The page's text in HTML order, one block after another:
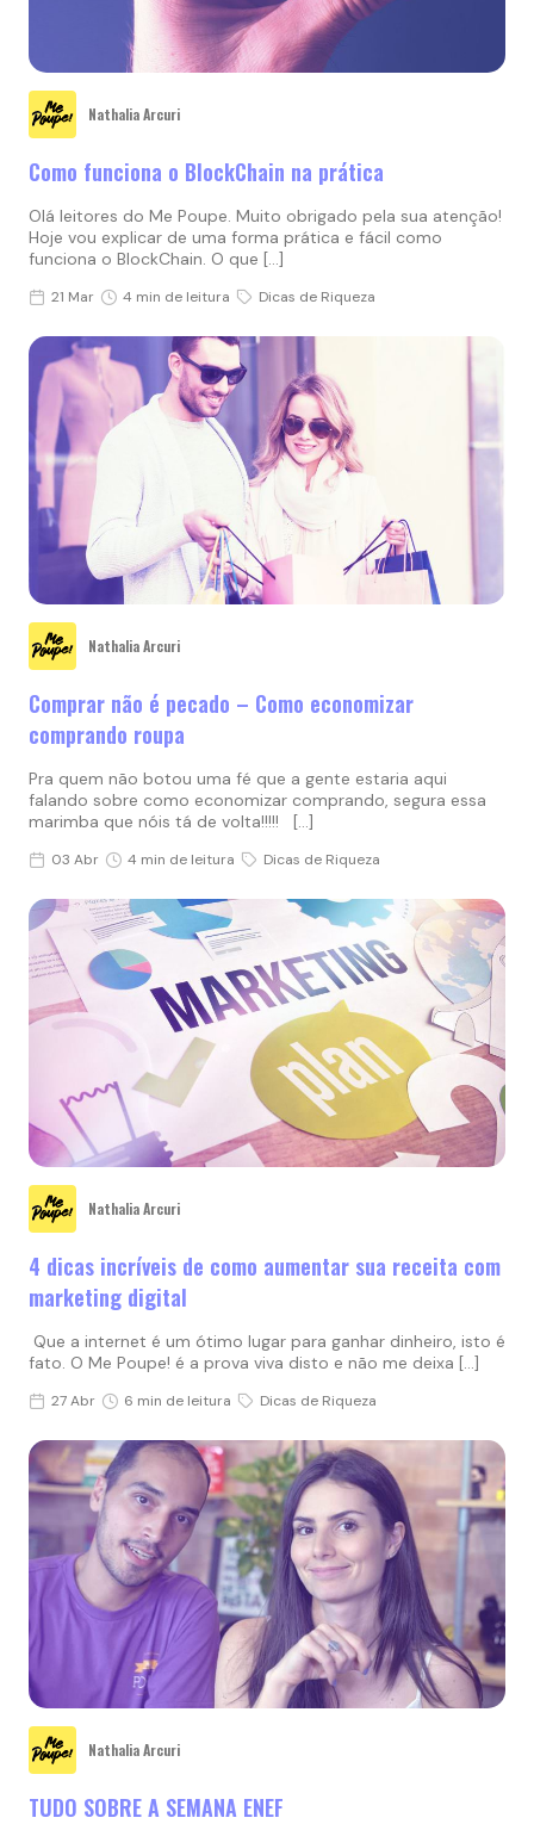
Nathalia Arcuri
Como funciona o BlockChain na prática
Olá leitores do Me Poupe. Muito obrigado pela sua atenção!
Hoje vou explicar de uma forma prática e fácil como
funciona o BlockChain. O que […]
21 Mar 4 min de leitura Dicas de Riqueza
Nathalia Arcuri
Comprar não é pecado – Como economizar
comprando roupa
Pra quem não botou uma fé que a gente estaria aqui
falando sobre como economizar comprando, segura essa
marimba que nóis tá de volta!!!!! […]
03 Abr 4 min de leitura Dicas de Riqueza
Nathalia Arcuri
4 dicas incríveis de como aumentar sua receita com
marketing digital
Que a internet é um ótimo lugar para ganhar dinheiro, isto é
fato. O Me Poupe! é a prova viva disto e não me deixa […]
27 Abr 6 min de leitura Dicas de Riqueza
Nathalia Arcuri
TUDO SOBRE A SEMANA ENEF